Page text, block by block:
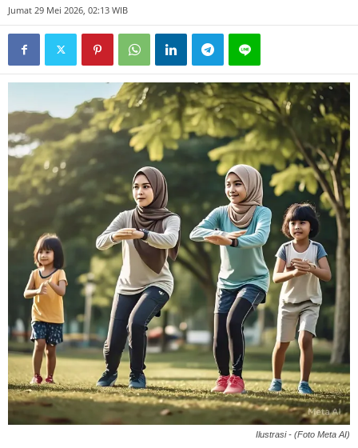
Jumat 29 Mei 2026, 02:13 WIB
Ilustrasi - (Foto Meta AI)